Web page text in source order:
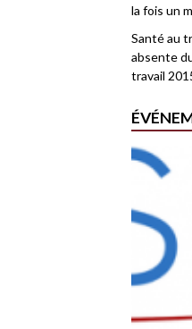
la fois un
Santé au
absente
travail